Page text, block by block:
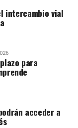
intercambio vial
para
acceder a